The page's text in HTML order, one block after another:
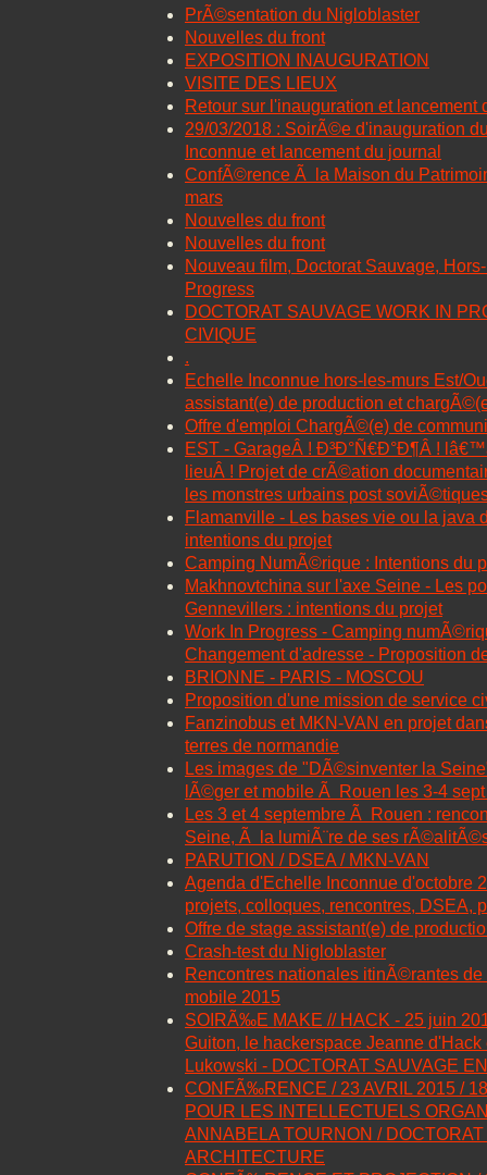
PrÃ©sentation du Nigloblaster
Nouvelles du front
EXPOSITION INAUGURATION
VISITE DES LIEUX
Retour sur l'inauguration et lancement
29/03/2018 : SoirÃ©e d'inauguration
Inconnue et lancement du journal
ConfÃ©rence Ã la Maison du
mars
Nouvelles du front
Nouvelles du front
Nouveau film, Doctorat Sauvage,
Progress
DOCTORAT SAUVAGE WORK IN
CIVIQUE
.
Echelle Inconnue hors-les-murs Est/
assistant(e) de production et
Offre d'emploi ChargÃ©(e) de
EST - GarageÂ ! Ð³Ð°Ñ€Ð°Ð¶Â !
lieuÂ ! Projet de crÃ©ation
les monstres urbains post
Flamanville - Les bases vie ou la java
intentions du projet
Camping NumÃ©rique : Intentions du
Makhnovtchina sur l'axe Seine - Les
Gennevillers : intentions du projet
Work In Progress - Camping
Changement d'adresse - Proposition
BRIONNE - PARIS - MOSCOU
Proposition d'une mission de service
Fanzinobus et MKN-VAN en projet
terres de normandie
Les images de "DÃ©sinventer la
lÃ©ger et mobile Ã Rouen les 3-4
Les 3 et 4 septembre Ã Rouen :
Seine, Ã la lumiÃ¨re de ses
PARUTION / DSEA / MKN-VAN
Agenda d'Echelle Inconnue d'octobre
projets, colloques, rencontres, DSEA,
Offre de stage assistant(e) de
Crash-test du Nigloblaster
Rencontres nationales itinÃ©rantes
mobile 2015
SOIRÃ‰E MAKE // HACK - 25 juin
Guiton, le hackerspace Jeanne
Lukowski - DOCTORAT SAUVAGE
CONFÃ‰RENCE / 23 AVRIL 2015 /
POUR LES INTELLECTUELS
ANNABELA TOURNON /
ARCHITECTURE